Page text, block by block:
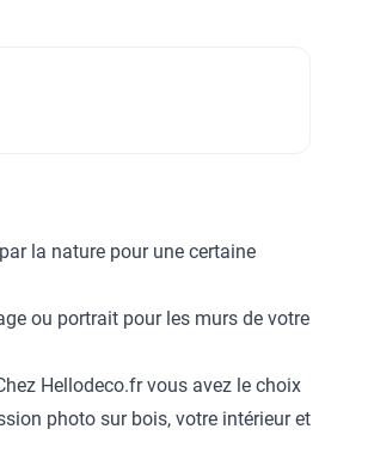
la nature pour une certaine
ou portrait pour les murs de votre
Hellodeco.fr vous avez le choix
photo sur bois, votre intérieur et